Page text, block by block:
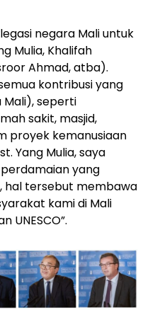
negara Mali untuk
Mulia, Khalifah
Ahmad, atba).
kontribusi yang
Mali), seperti
sakit, masjid,
proyek kemanusiaan
Yang Mulia, saya
yang
hal tersebut membawa
kami di Mali
UNESCO”.